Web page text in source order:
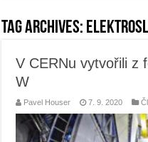
Tag Archives:
V CERNu vytvořili z
W
Pavel Houser 7. 9. 2020